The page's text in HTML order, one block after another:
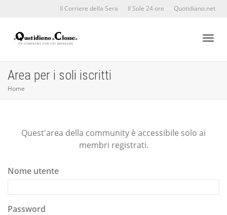
Il Corriere della Sera Il Sole 24 ore Quotidiano.net
Area per i soli iscritti
Home
Quest'area della community è accessibile solo ai
membri registrati.
Nome utente
Password